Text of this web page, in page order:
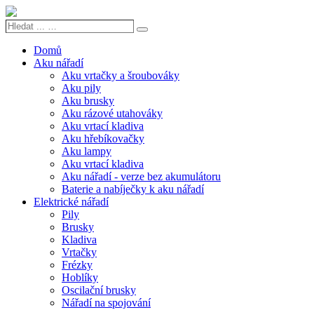
Hledat
Search
Domů
Aku nářadí
Aku vrtačky a šroubováky
Aku pily
Aku brusky
Aku rázové utahováky
Aku vrtací kladiva
Aku hřebíkovačky
Aku lampy
Aku vrtací kladiva
Aku nářadí - verze bez akumulátoru
Baterie a nabíječky k aku nářadí
Elektrické nářadí
Pily
Brusky
Kladiva
Vrtačky
Frézky
Hoblíky
Oscilační brusky
Nářadí na spojování